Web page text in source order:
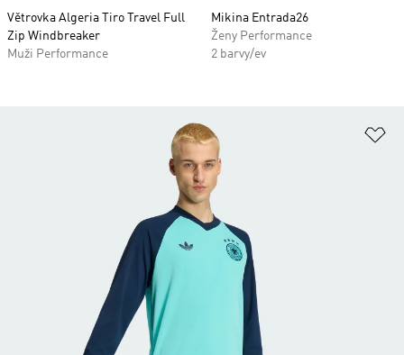
Větrovka Algeria Tiro Travel Full
Zip Windbreaker
Muži Performance
Mikina Entrada26
Ženy Performance
2 barvy/ev